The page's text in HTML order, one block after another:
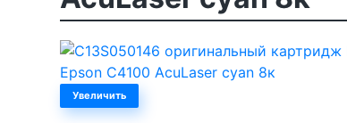
Увеличить